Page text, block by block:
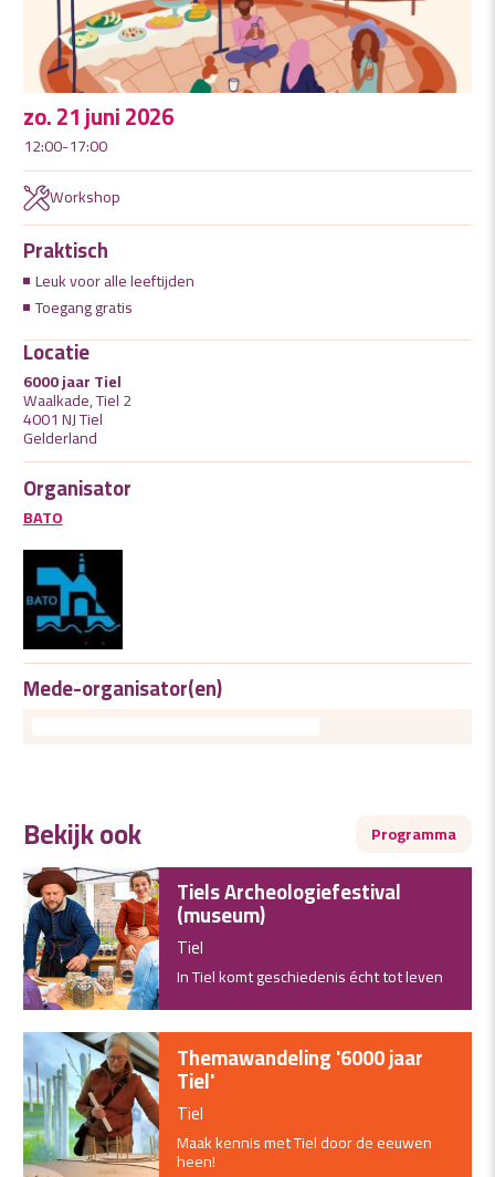
zo. 21 juni 2026
12:00-17:00
Workshop
Praktisch
Leuk voor alle leeftijden
Toegang gratis
Locatie
6000 jaar Tiel
Waalkade, Tiel 2
4001 NJ Tiel
Gelderland
Organisator
BATO
Mede-organisator(en)
Bekijk ook Programma
Tiels Archeologiefestival
(museum)
Tiel
In Tiel komt geschiedenis écht tot leven
Themawandeling '6000 jaar
Tiel'
Tiel
Maak kennis met Tiel door de eeuwen
heen!